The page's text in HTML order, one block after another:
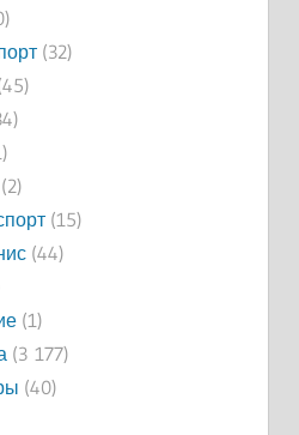
(32)
(15)
(44)
(1)
(3 177)
(40)